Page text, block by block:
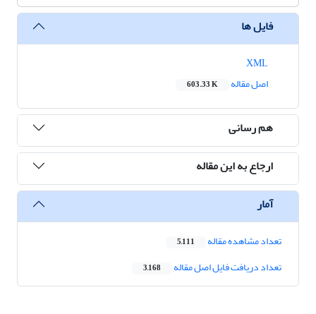
فایل ها
اصل مقاله
603.33 K
هم رسانی
ارجاع به این مقاله
آمار
تعداد مشاهده مقاله 5,111
تعداد دریافت فایل اصل مقاله 3,168